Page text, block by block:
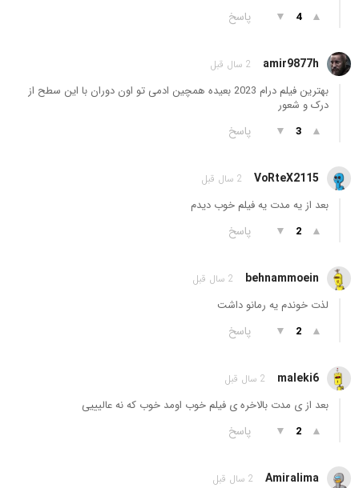
▲
4
▼ پاسخ
amir9877h 2 سال قبل
بهترین فیلم درام 2023 بعیده همچین ادمی تو اون دوران با این سطح از
درک و شعور
▲
3
▼ پاسخ
VoRteX2115 2 سال قبل
بعد از یه مدت یه فیلم خوب دیدم
▲
2
▼ پاسخ
behnammoein 2 سال قبل
لذت خوندم یه رمانو داشت
▲
2
▼ پاسخ
maleki6 2 سال قبل
بعد از ی مدت بالاخره ی فیلم خوب اومد خوب که نه عالیییی
▲
2
▼ پاسخ
Amiralima 2 سال قبل